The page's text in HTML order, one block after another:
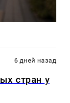
6 дней назад
стран у